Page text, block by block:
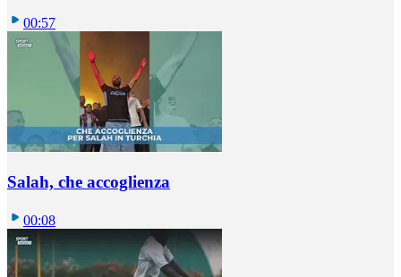
00:57
Salah, che accoglienza
00:08